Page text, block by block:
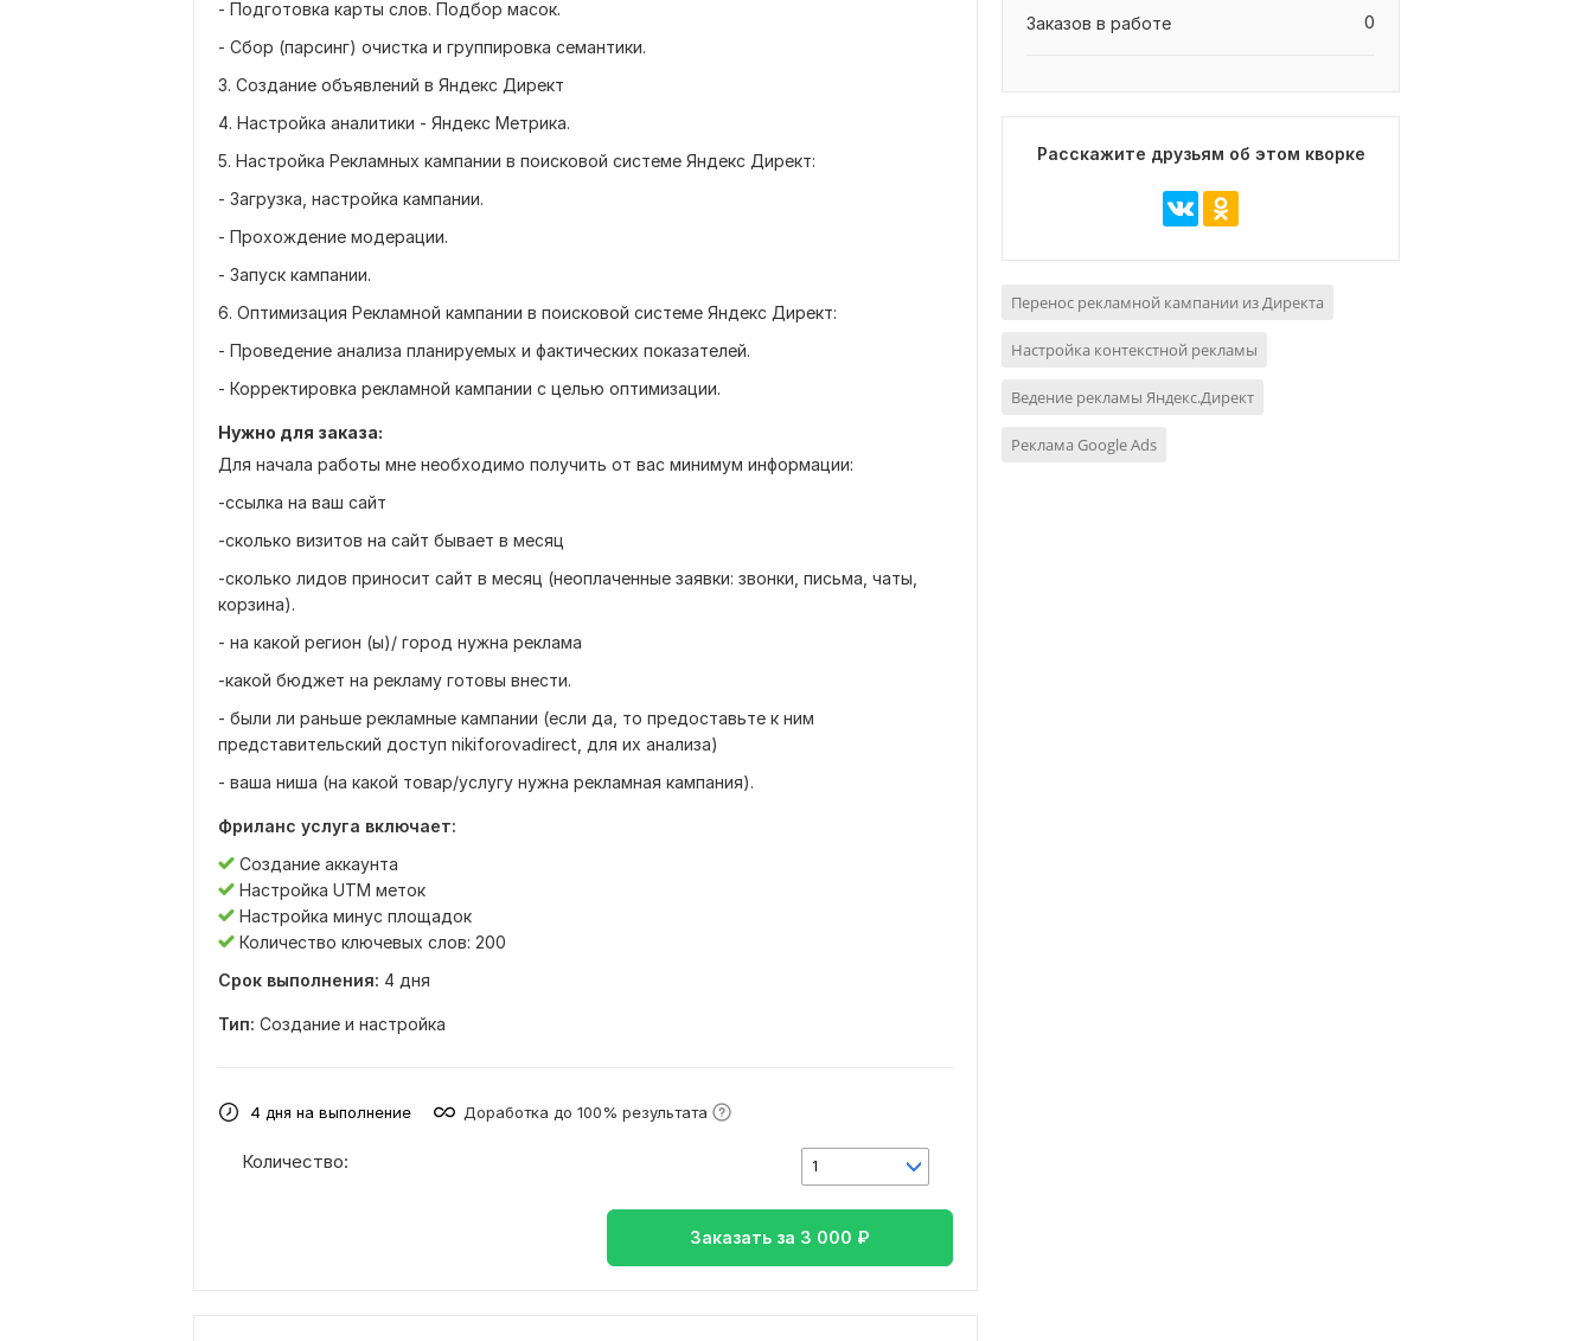
- Подготовка карты слов. Подбор масок.
- Сбор (парсинг) очистка и группировка семантики.
3. Создание объявлений в Яндекс Директ
4. Настройка аналитики - Яндекс Метрика.
5. Настройка Рекламных кампании в поисковой системе Яндекс Директ:
- Загрузка, настройка кампании.
- Прохождение модерации.
- Запуск кампании.
6. Оптимизация Рекламной кампании в поисковой системе Яндекс Директ:
- Проведение анализа планируемых и фактических показателей.
- Корректировка рекламной кампании с целью оптимизации.
Нужно для заказа:
Для начала работы мне необходимо получить от вас минимум информации:
-ссылка на ваш сайт
-сколько визитов на сайт бывает в месяц
-сколько лидов приносит сайт в месяц (неоплаченные заявки: звонки, письма, чаты,
корзина).
- на какой регион (ы)/ город нужна реклама
-какой бюджет на рекламу готовы внести.
- были ли раньше рекламные кампании (если да, то предоставьте к ним
представительский доступ nikiforovadirect, для их анализа)
- ваша ниша (на какой товар/услугу нужна рекламная кампания).
Фриланс услуга включает:
Создание аккаунта
Настройка UTM меток
Настройка минус площадок
Количество ключевых слов: 200
Срок выполнения: 4 дня
Тип: Создание и настройка
4 дня на выполнение Доработка до 100% результата
1
Количество:
Заказать за 3 000 ₽
0
Заказов в работе
Расскажите друзьям об этом кворке
Перенос рекламной кампании из Директа
Настройка контекстной рекламы
Ведение рекламы Яндекс.Директ
Реклама Google Ads